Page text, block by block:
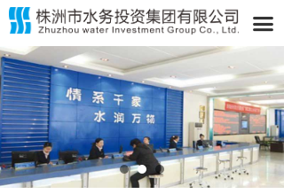
끀
首页
关于我们
水务动态
水务公开
业务领域